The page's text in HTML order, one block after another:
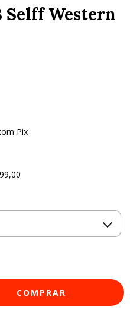
Selff Western
Pix